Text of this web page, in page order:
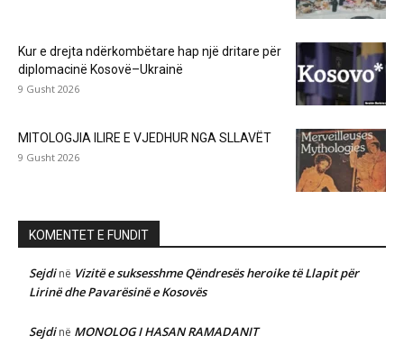
Kur e drejta ndërkombëtare hap një dritare për
diplomacinë Kosovë–Ukrainë
9 Gusht 2026
MITOLOGJIA ILIRE E VJEDHUR NGA SLLAVËT
9 Gusht 2026
KOMENTET E FUNDIT
Sejdinë Vizitë e suksesshme Qëndresës heroike të Llapit për
Lirinë dhe Pavarësinë e Kosovës
Sejdinë MONOLOG I HASAN RAMADANIT